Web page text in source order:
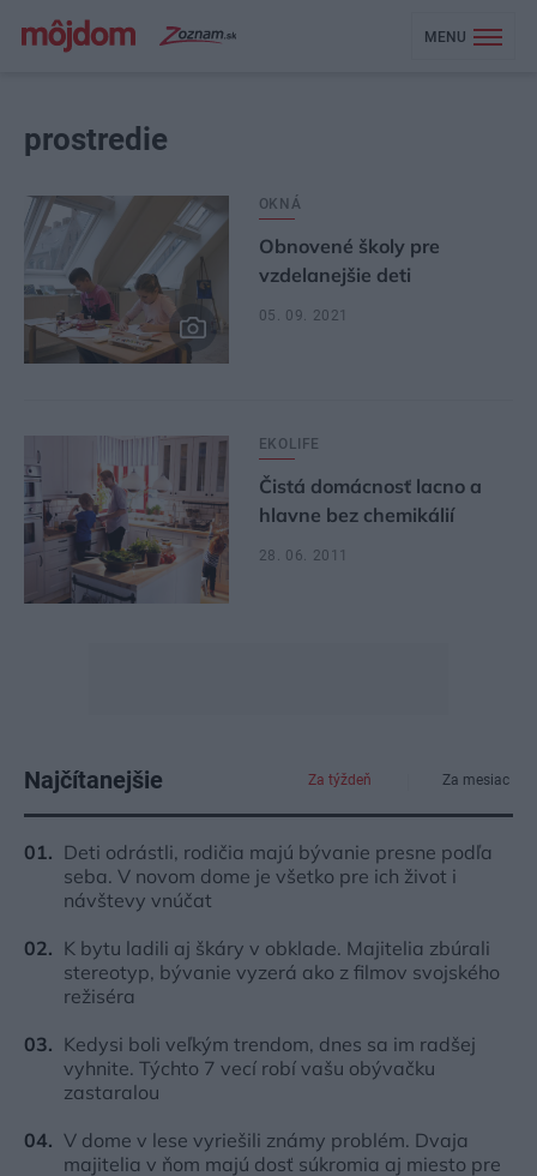
MENU
prostredie
OKNÁ
Obnovené školy pre
vzdelanejšie deti
05. 09. 2021
EKOLIFE
Čistá domácnosť lacno a
hlavne bez chemikálií
28. 06. 2011
Najčítanejšie Za týždeň Za mesiac
Deti odrástli, rodičia majú bývanie presne podľa
seba. V novom dome je všetko pre ich život i
návštevy vnúčat
K bytu ladili aj škáry v obklade. Majitelia zbúrali
stereotyp, bývanie vyzerá ako z filmov svojského
režiséra
Kedysi boli veľkým trendom, dnes sa im radšej
vyhnite. Týchto 7 vecí robí vašu obývačku
zastaralou
V dome v lese vyriešili známy problém. Dvaja
majitelia v ňom majú dosť súkromia aj miesto pre